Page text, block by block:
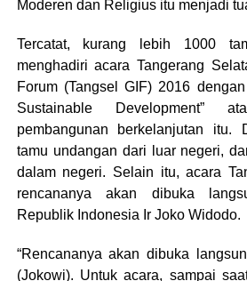
Moderen dan Religius itu menjadi
Tercatat, kurang lebih 1000
menghadiri acara Tangerang
Forum (Tangsel GIF) 2016
Sustainable Development”
pembangunan berkelanjutan itu.
tamu undangan dari luar negeri,
dalam negeri. Selain itu, acara
rencananya akan dibuka
Republik Indonesia Ir Joko Widodo.
“Rencananya akan dibuka
(Jokowi). Untuk acara, sampai